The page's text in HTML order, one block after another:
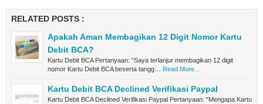
RELATED POSTS :
Apakah Aman Membagikan 12 Digit Nomor Kartu
Debit BCA?
Kartu Debit BCA Pertanyaan: “Saya terlanjur membagikan 12 digit
nomor Kartu Debit BCA beserta tangg…
Read More...
Kartu Debit BCA Declined Verifikasi Paypal
Kartu Debit BCA Declined Verifikasi Paypal Pertanyaan: “Mengapa Kartu